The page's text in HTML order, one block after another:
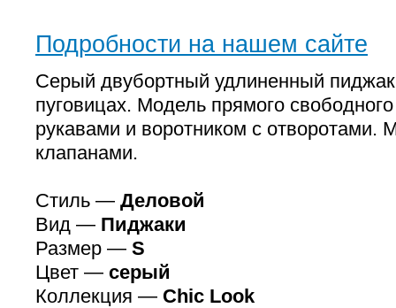
Подробности на нашем сайте
Серый двубортный удлиненный
пуговицах. Модель прямого
рукавами и воротником с отворотами.
клапанами.
Стиль — Деловой
Вид — Пиджаки
Размер — S
Цвет — серый
Коллекция — Chic Look